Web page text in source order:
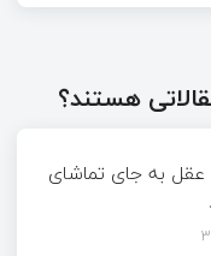
هستند؟
به جای تماشای
3